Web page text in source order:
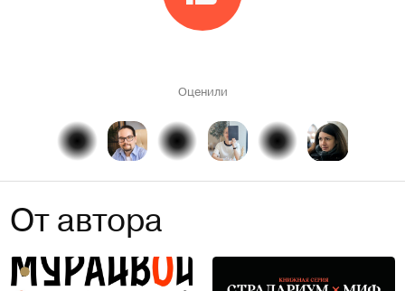
Оценили
От автора